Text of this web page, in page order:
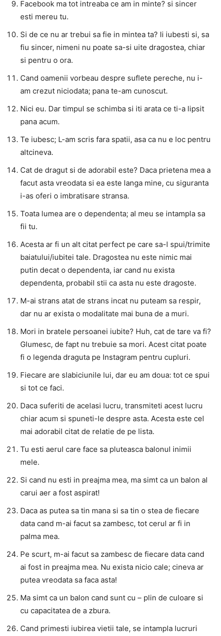
Facebook ma tot intreaba ce am in minte? si sincer
esti mereu tu.
Si de ce nu ar trebui sa fie in mintea ta? Ii iubesti si, sa
fiu sincer, nimeni nu poate sa-si uite dragostea, chiar
si pentru o ora.
Cand oamenii vorbeau despre suflete pereche, nu i-
am crezut niciodata; pana te-am cunoscut.
Nici eu. Dar timpul se schimba si iti arata ce ti-a lipsit
pana acum.
Te iubesc; L-am scris fara spatii, asa ca nu e loc pentru
altcineva.
Cat de dragut si de adorabil este? Daca prietena mea a
facut asta vreodata si ea este langa mine, cu siguranta
i-as oferi o imbratisare stransa.
Toata lumea are o dependenta; al meu se intampla sa
fii tu.
Acesta ar fi un alt citat perfect pe care sa-l spui/trimite
baiatului/iubitei tale. Dragostea nu este nimic mai
putin decat o dependenta, iar cand nu exista
dependenta, probabil stii ca asta nu este dragoste.
M-ai strans atat de strans incat nu puteam sa respir,
dar nu ar exista o modalitate mai buna de a muri.
Mori in bratele persoanei iubite? Huh, cat de tare va fi?
Glumesc, de fapt nu trebuie sa mori. Acest citat poate
fi o legenda draguta pe Instagram pentru cupluri.
Fiecare are slabiciunile lui, dar eu am doua: tot ce spui
si tot ce faci.
Daca suferiti de acelasi lucru, transmiteti acest lucru
chiar acum si spuneti-le despre asta. Acesta este cel
mai adorabil citat de relatie de pe lista.
Tu esti aerul care face sa pluteasca balonul inimii
mele.
Si cand nu esti in preajma mea, ma simt ca un balon al
carui aer a fost aspirat!
Daca as putea sa tin mana si sa tin o stea de fiecare
data cand m-ai facut sa zambesc, tot cerul ar fi in
palma mea.
Pe scurt, m-ai facut sa zambesc de fiecare data cand
ai fost in preajma mea. Nu exista nicio cale; cineva ar
putea vreodata sa faca asta!
Ma simt ca un balon cand sunt cu – plin de culoare si
cu capacitatea de a zbura.
Cand primesti iubirea vietii tale, se intampla lucruri